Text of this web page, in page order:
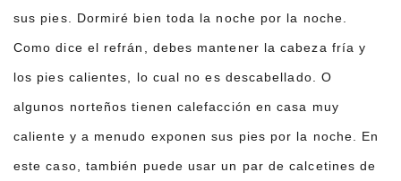
sus pies. Dormiré bien toda la noche por la noche.
Como dice el refrán, debes mantener la cabeza fría y
los pies calientes, lo cual no es descabellado. O
algunos norteños tienen calefacción en casa muy
caliente y a menudo exponen sus pies por la noche. En
este caso, también puede usar un par de calcetines de